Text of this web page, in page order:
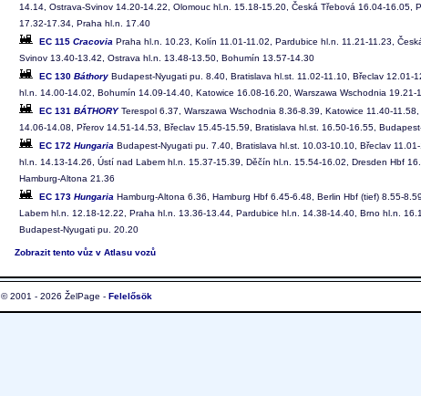
14.14, Ostrava-Svinov 14.20-14.22, Olomouc hl.n. 15.18-15.20, Česká Třebová 16.04-
17.32-17.34, Praha hl.n. 17.40
EC 115 Cracovia Praha hl.n. 10.23, Kolín 11.01-11.02, Pardubice hl.n. 11.21-11.23,
Svinov 13.40-13.42, Ostrava hl.n. 13.48-13.50, Bohumín 13.57-14.30
EC 130 Báthory Budapest-Nyugati pu. 8.40, Bratislava hl.st. 11.02-11.10, Břeclav
hl.n. 14.00-14.02, Bohumín 14.09-14.40, Katowice 16.08-16.20, Warszawa Wschodnia 19.21-
EC 131 BÁTHORYTerespol 6.37, Warszawa Wschodnia 8.36-8.39, Katowice 11.40-
14.06-14.08, Přerov 14.51-14.53, Břeclav 15.45-15.59, Bratislava hl.st. 16.50-16.55,
EC 172 Hungaria Budapest-Nyugati pu. 7.40, Bratislava hl.st. 10.03-10.10, Břeclav
hl.n. 14.13-14.26, Ústí nad Labem hl.n. 15.37-15.39, Děčín hl.n. 15.54-16.02, Dresden Hbf
Hamburg-Altona 21.36
EC 173 Hungaria Hamburg-Altona 6.36, Hamburg Hbf 6.45-6.48, Berlin Hbf (tief) 8.55-
Labem hl.n. 12.18-12.22, Praha hl.n. 13.36-13.44, Pardubice hl.n. 14.38-14.40, Brno hl.n.
Budapest-Nyugati pu. 20.20
Zobrazit tento vůz v Atlasu vozů
© 2001 - 2026 ŽelPage - Felelősök